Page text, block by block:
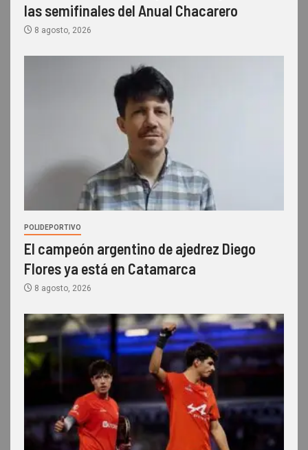
las semifinales del Anual Chacarero
8 agosto, 2026
POLIDEPORTIVO
El campeón argentino de ajedrez Diego
Flores ya está en Catamarca
8 agosto, 2026